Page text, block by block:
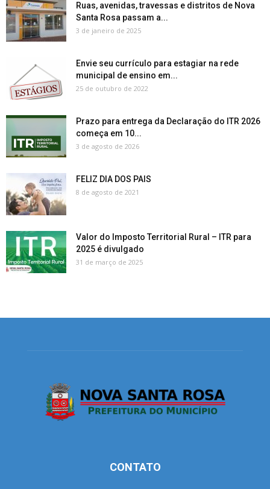
Ruas, avenidas, travessas e distritos de Nova
Santa Rosa passam a...
3 de janeiro de 2025
Envie seu currículo para estagiar na rede
municipal de ensino em...
25 de outubro de 2022
Prazo para entrega da Declaração do ITR 2026
começa em 10...
3 de agosto de 2026
FELIZ DIA DOS PAIS
8 de agosto de 2021
Valor do Imposto Territorial Rural – ITR para
2025 é divulgado
31 de março de 2025
CONTATO